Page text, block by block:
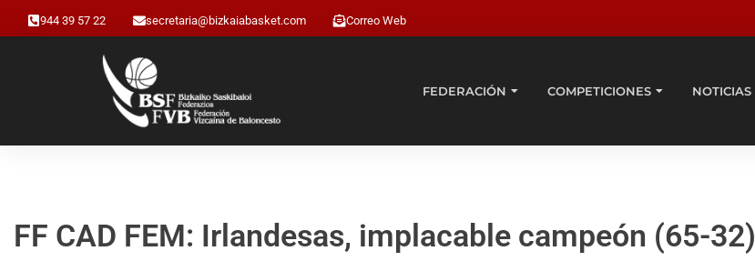
944 39 57 22 secretaria@bizkaiabasket.com Correo Web
FEDERACIÓN COMPETICIONES NOTICIAS
FF CAD FEM: Irlandesas, implacable campeón (65-32)